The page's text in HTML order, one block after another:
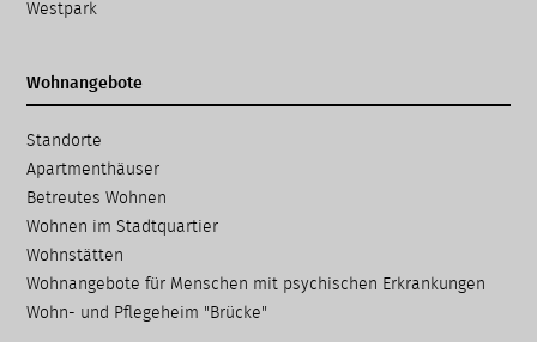
Westpark
Wohnangebote
Navigation
überspringen
Standorte
Apartmenthäuser
Betreutes Wohnen
Wohnen im Stadtquartier
Wohnstätten
Wohnangebote für Menschen mit psychischen Erkrankungen
Wohn- und Pflegeheim "Brücke"